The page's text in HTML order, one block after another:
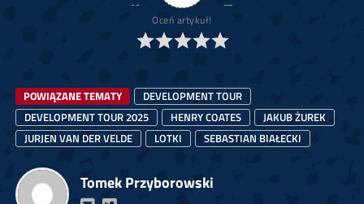
Oceń artykuł!
POWIĄZANE TEMATY
DEVELOPMENT TOUR
DEVELOPMENT TOUR 2025
HENRY COATES
JAKUB ŻUREK
JURJEN VAN DER VELDE
LOTKI SEBASTIAN BIAŁECKI
Tomek Przyborowski